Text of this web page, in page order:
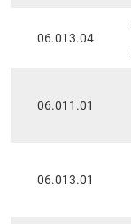
06.013.04
06.011.01
06.013.01